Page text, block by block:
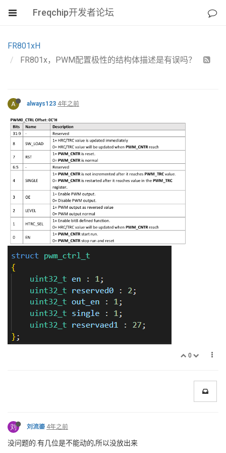
Freqchip开发者论坛
FR801xH
FR801x，PWM配置极性的结构体描述是有误吗？
A always123 4年之前
0
刘 刘流鎏 4年之前
没问题的.有几位是不能动的,所以没放出来